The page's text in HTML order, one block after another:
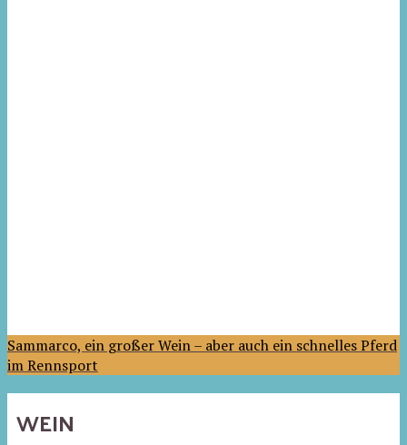
Sammarco, ein großer Wein – aber auch ein schnelles Pferd
im Rennsport
WEIN